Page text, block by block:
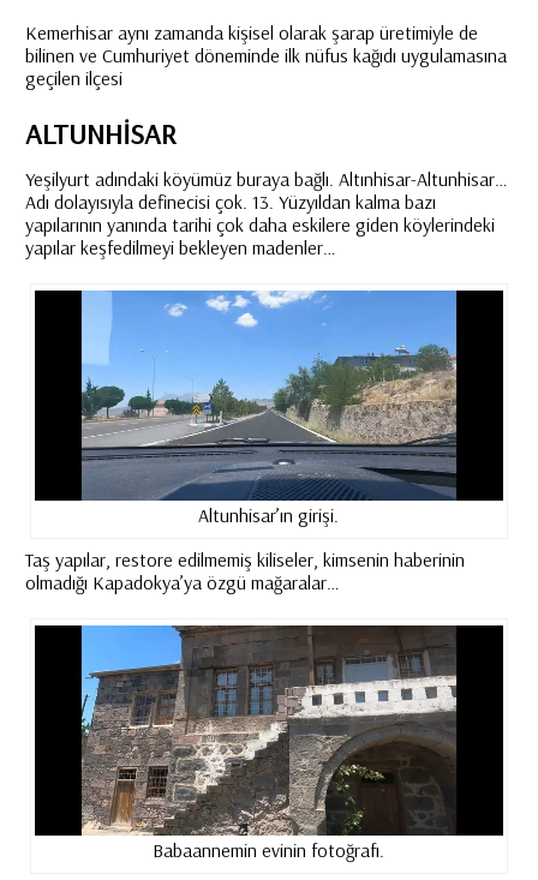
Kemerhisar aynı zamanda kişisel olarak şarap üretimiyle de
bilinen ve Cumhuriyet döneminde ilk nüfus kağıdı uygulamasına
geçilen ilçesi
ALTUNHISAR
Yeşilyurt adındaki köyümüz buraya bağlı. Altınhisar-Altunhisar…
Adı dolayısıyla definecisi çok. 13. Yüzyıldan kalma bazı
yapılarının yanında tarihi çok daha eskilere giden köylerindeki
yapılar keşfedilmeyi bekleyen madenler…
Altunhisar’ın girişi.
Taş yapılar, restore edilmemiş kiliseler, kimsenin haberinin
olmadığı Kapadokya’ya özgü mağaralar…
Babaannemin evinin fotoğrafı.